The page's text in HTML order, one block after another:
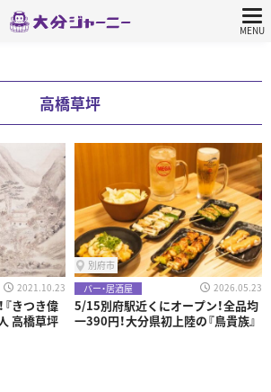
高橋草坪
2021.10.23
『きつき偉
高橋草坪
別府市
バー・居酒屋
2026.05.23
5/15別府駅近くにオープン！全品均
一390円！大分県初上陸の『鳥貴族』